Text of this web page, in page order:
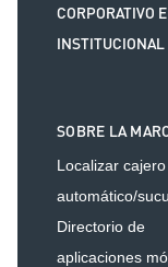
CORPORATIVO E
INSTITUCIONAL
SOBRE LA
Localizar cajero
automático/
Directorio de
aplicaciones